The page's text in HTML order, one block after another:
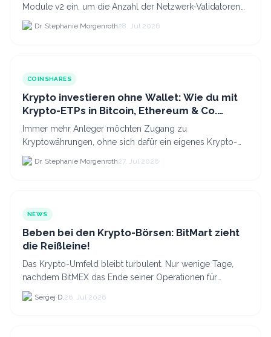
Module v2 ein, um die Anzahl der Netzwerk-Validatoren
von 880.000 auf etwa 628.
Dr. Stephanie Morgenroth28. Jul 2026
COINSHARES
Krypto investieren ohne Wallet: Wie du mit
Krypto-ETPs in Bitcoin, Ethereum & Co.
anlegst
Immer mehr Anleger möchten Zugang zu
Kryptowährungen, ohne sich dafür ein eigenes Krypto-
Wallet einrichten zu müssen. Dazu kommt, dass viele
nicht nur Bitcoin h...
Dr. Stephanie Morgenroth27. Jul 2026
NEWS
Beben bei den Krypto-Börsen: BitMart zieht
die Reißleine!
Das Krypto-Umfeld bleibt turbulent. Nur wenige Tage,
nachdem BitMEX das Ende seiner Operationen für
September 2026 bekannt gegeben hat, zieht nun die
nächste gr...
Sergej D.26. Jul 2026